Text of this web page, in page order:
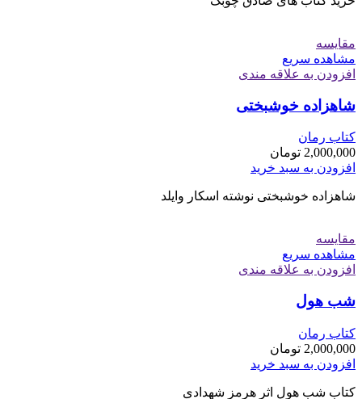
مقایسه
مشاهده سریع
افزودن به علاقه مندی
شاهزاده خوشبختی
کتاب رمان
2,000,000 تومان
افزودن به سبد خرید
شاهزاده خوشبختی نوشته اسکار وایلد
مقایسه
مشاهده سریع
افزودن به علاقه مندی
شب هول
کتاب رمان
2,000,000 تومان
افزودن به سبد خرید
کتاب شب هول اثر هرمز شهدادی